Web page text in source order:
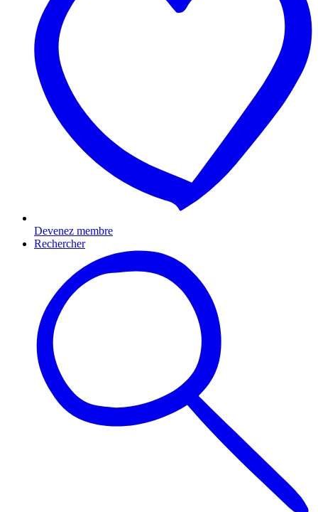
Devenez membre
Rechercher